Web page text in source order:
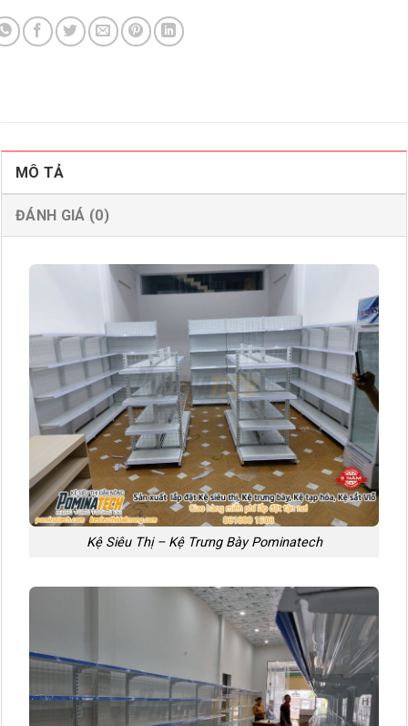
MÔ TẢ
ĐÁNH GIÁ (0)
Kệ Siêu Thị – Kệ Trưng Bày Pominatech